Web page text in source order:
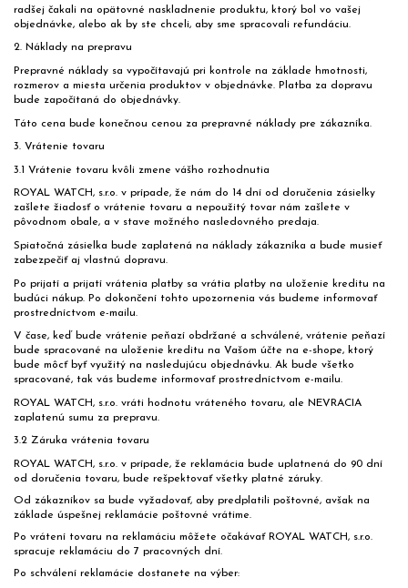
radšej čakali na opätovné naskladnenie produktu, ktorý bol vo vašej
objednávke, alebo ak by ste chceli, aby sme spracovali refundáciu.
2. Náklady na prepravu
Prepravné náklady sa vypočítavajú pri kontrole na základe hmotnosti,
rozmerov a miesta určenia produktov v objednávke. Platba za dopravu
bude započítaná do objednávky.
Táto cena bude konečnou cenou za prepravné náklady pre zákazníka.
3. Vrátenie tovaru
3.1 Vrátenie tovaru kvôli zmene vášho rozhodnutia
ROYAL WATCH, s.r.o. v prípade, že nám do 14 dní od doručenia zásielky
zašlete žiadosť o vrátenie tovaru a nepoužitý tovar nám zašlete v
pôvodnom obale, a v stave možného nasledovného predaja.
Spiatočná zásielka bude zaplatená na náklady zákazníka a bude musieť
zabezpečiť aj vlastnú dopravu.
Po prijatí a prijatí vrátenia platby sa vrátia platby na uloženie kreditu na
budúci nákup. Po dokončení tohto upozornenia vás budeme informovať
prostredníctvom e-mailu.
V čase, keď bude vrátenie peňazí obdržané a schválené, vrátenie peňazí
bude spracované na uloženie kreditu na Vašom účte na e-shope, ktorý
bude môcť byť využitý na nasledujúcu objednávku. Ak bude všetko
spracované, tak vás budeme informovať prostredníctvom e-mailu.
ROYAL WATCH, s.r.o. vráti hodnotu vráteného tovaru, ale NEVRACIA
zaplatenú sumu za prepravu.
3.2 Záruka vrátenia tovaru
ROYAL WATCH, s.r.o. v prípade, že reklamácia bude uplatnená do 90 dní
od doručenia tovaru, bude rešpektovať všetky platné záruky.
Od zákazníkov sa bude vyžadovať, aby predplatili poštovné, avšak na
základe úspešnej reklamácie poštovné vrátime.
Po vrátení tovaru na reklamáciu môžete očakávať ROYAL WATCH, s.r.o.
spracuje reklamáciu do 7 pracovných dní.
Po schválení reklamácie dostanete na výber: